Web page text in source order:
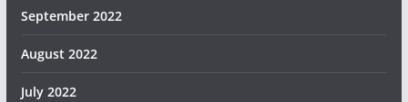
September 2022
August 2022
July 2022